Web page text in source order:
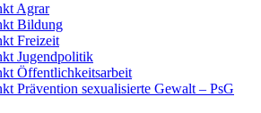
Agrar
Bildung
Freizeit
Jugendpolitik
Öffentlichkeitsarbeit
Prävention sexualisierte Gewalt – PsG